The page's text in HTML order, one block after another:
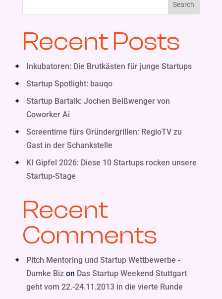
Search
Recent Posts
Inkubatoren: Die Brutkästen für junge Startups
Startup Spotlight: bauqo
Startup Bartalk: Jochen Beißwenger von
Coworker Ai
Screentime fürs Gründergrillen: RegioTV zu
Gast in der Schankstelle
KI Gipfel 2026: Diese 10 Startups rocken unsere
Startup-Stage
Recent
Comments
Pitch Mentoring und Startup Wettbewerbe -
Dumke Bizon Das Startup Weekend Stuttgart
geht vom 22.-24.11.2013 in die vierte Runde